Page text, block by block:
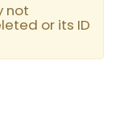
not
or its ID